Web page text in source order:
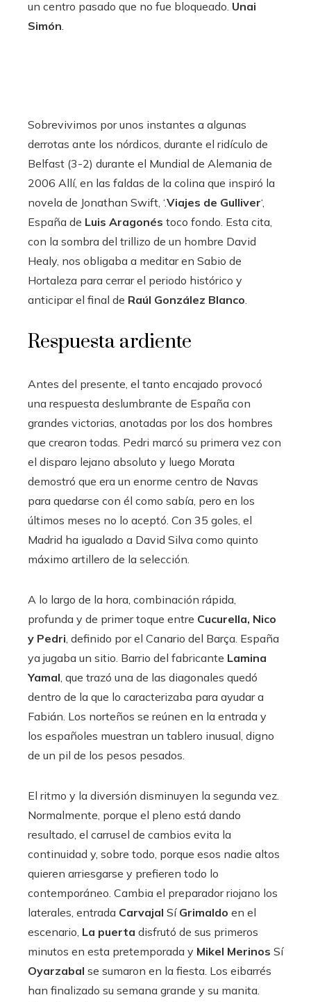
un centro pasado que no fue bloqueado. Unai
Simón.
Sobrevivimos por unos instantes a algunas
derrotas ante los nórdicos, durante el ridículo de
Belfast (3-2) durante el Mundial de Alemania de
2006 Allí, en las faldas de la colina que inspiró la
novela de Jonathan Swift, ‘.Viajes de Gulliver‘,
España de Luis Aragonés toco fondo. Esta cita,
con la sombra del trillizo de un hombre David
Healy, nos obligaba a meditar en Sabio de
Hortaleza para cerrar el periodo histórico y
anticipar el final de Raúl González Blanco.
Respuesta ardiente
Antes del presente, el tanto encajado provocó
una respuesta deslumbrante de España con
grandes victorias, anotadas por los dos hombres
que crearon todas. Pedri marcó su primera vez con
el disparo lejano absoluto y luego Morata
demostró que era un enorme centro de Navas
para quedarse con él como sabía, pero en los
últimos meses no lo aceptó. Con 35 goles, el
Madrid ha igualado a David Silva como quinto
máximo artillero de la selección.
A lo largo de la hora, combinación rápida,
profunda y de primer toque entre Cucurella, Nico
y Pedri, definido por el Canario del Barça. España
ya jugaba un sitio. Barrio del fabricante Lamina
Yamal, que trazó una de las diagonales quedó
dentro de la que lo caracterizaba para ayudar a
Fabián. Los norteños se reúnen en la entrada y
los españoles muestran un tablero inusual, digno
de un pil de los pesos pesados.
El ritmo y la diversión disminuyen la segunda vez.
Normalmente, porque el pleno está dando
resultado, el carrusel de cambios evita la
continuidad y, sobre todo, porque esos nadie altos
quieren arriesgarse y prefieren todo lo
contemporáneo. Cambia el preparador riojano los
laterales, entrada Carvajal Sí Grimaldo en el
escenario, La puerta disfrutó de sus primeros
minutos en esta pretemporada y Mikel Merinos Sí
Oyarzabal se sumaron en la fiesta. Los eibarrés
han finalizado su semana grande y su manita.